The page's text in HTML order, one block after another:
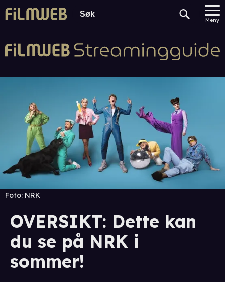
Meny
Foto: NRK
OVERSIKT: Dette kan
du se på NRK i
sommer!